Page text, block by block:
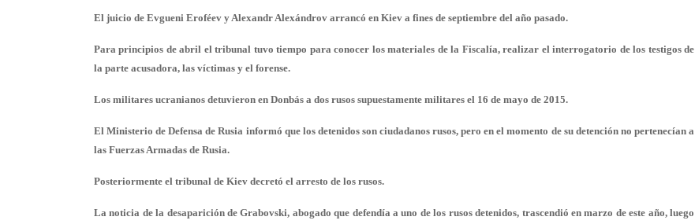
El juicio de Evgueni Eroféev y Alexandr Alexándrov arrancó en Kiev a fines de septiembre del año pasado.
Para principios de abril el tribunal tuvo tiempo para conocer los materiales de la Fiscalía, realizar el interrogatorio de los testigos de
la parte acusadora, las víctimas y el forense.
Los militares ucranianos detuvieron en Donbás a dos rusos supuestamente militares el 16 de mayo de 2015.
El Ministerio de Defensa de Rusia informó que los detenidos son ciudadanos rusos, pero en el momento de su detención no pertenecían a
las Fuerzas Armadas de Rusia.
Posteriormente el tribunal de Kiev decretó el arresto de los rusos.
La noticia de la desaparición de Grabovski, abogado que defendía a uno de los rusos detenidos, trascendió en marzo de este año, luego